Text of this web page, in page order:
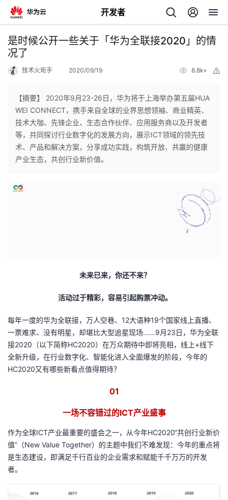
开发者
返
回
个
人
我
博
客
的
论
坛
我
的
圈
我
的
我
动
关
的
开
发
我
的
Programs
我
的
是时候公开一些关于「华为全联接2020」的情
况了
技术火炬手 2020/09/19 8.8k+
【摘要】 2020年9月23-26日，华为将于上海举办第五届HUA
WEI CONNECT，携手来自全球的业界思想领袖、商业精英、
技术大咖、先锋企业、生态合作伙伴、应用服务商以及开发者
等，共同探讨行业数字化的发展方向，展示ICT领域的领先技
术、产品和解决方案，分享成功实践，构筑开放、共赢的健康
产业生态，共创行业新价值。
未来已来，你还不来？
活动过于精彩，容易引起购票冲动。
每年一度的华为全联接，万人空巷、12大语种19个国家线上直播、
一票难求、没有明星，却堪比大型追星现场……9月23日，华为全联
接2020（以下简称HC2020）在万众期待中即将亮相，线上+线下
全新升级，在行业数字化、智能化进入全面爆发的阶段，今年的
HC2020又有哪些新看点值得期待？
01
一场不容错过的ICT产业盛事
作为全球ICT产业最重要的盛会之一，从今年HC2020“共创行业新价
值”（New Value Together）的主题中我们不难发现：今年的重点将
是生态建设，即满足千行百业的企业需求和赋能千千万万的开发
者。